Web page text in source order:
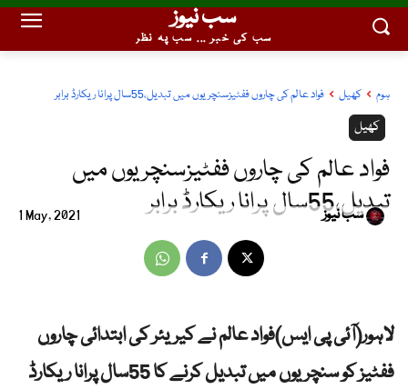
سب نیوز
سب کی خبر ... سب پہ نظر
ہوم کھیل فواد عالم کی چاروں ففٹیزسنچریوں میں تبدیل،55سال پرانا ریکارڈ برابر
کھیل
فواد عالم کی چاروں ففٹیزسنچریوں میں
تبدیل،55سال پرانا ریکارڈ برابر
1 May, 2021 سب نیوز
لاہور(آئی پی ایس)فواد عالم نے کیریئر کی ابتدائی چاروں
ففٹیز کو سنچریوں میں تبدیل کرنے کا 55سال پرانا ریکارڈ